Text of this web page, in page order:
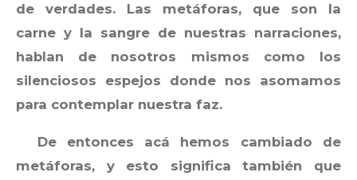
de verdades. Las metáforas, que son la
carne y la sangre de nuestras narraciones,
hablan de nosotros mismos como los
silenciosos espejos donde nos asomamos
para contemplar nuestra faz.
De entonces acá hemos cambiado de
metáforas, y esto significa también que